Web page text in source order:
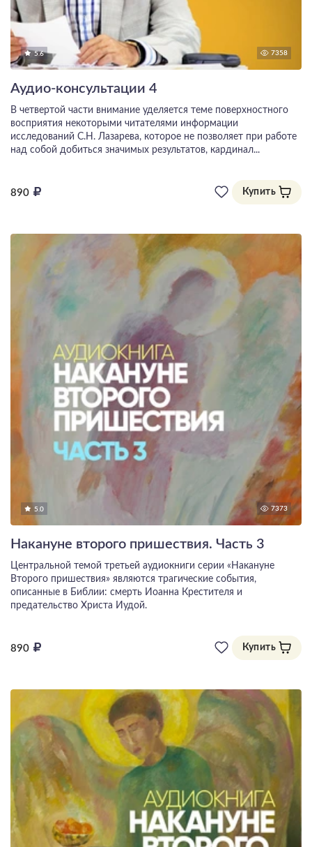
5.6 7358
Аудио-консультации 4
В четвертой части внимание уделяется теме поверхностного
восприятия некоторыми читателями информации
исследований С.Н. Лазарева, которое не позволяет при работе
над собой добиться значимых результатов, кардинал...
890 Купить
5.0 7373
Накануне второго пришествия. Часть 3
Центральной темой третьей аудиокниги серии «Накануне
Второго пришествия» являются трагические события,
описанные в Библии: смерть Иоанна Крестителя и
предательство Христа Иудой.
890 Купить